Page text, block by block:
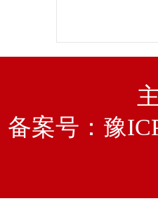
备案号： 豫